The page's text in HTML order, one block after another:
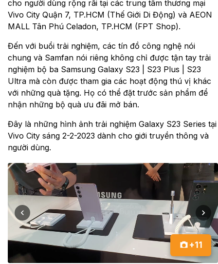
cho người dùng rộng rãi tại các trung tâm thương mại
Vivo City Quận 7, TP.HCM (Thế Giới Di Động) và AEON
MALL Tân Phú Celadon, TP.HCM (FPT Shop).
Đến với buổi trải nghiệm, các tín đồ công nghệ nói
chung và Samfan nói riêng không chỉ được tận tay trải
nghiệm bộ ba Samsung Galaxy S23 | S23 Plus | S23
Ultra mà còn được tham gia các hoạt động thú vị khác
với những quà tặng. Họ có thể đặt trước sản phẩm để
nhận những bộ quà ưu đãi mở bán.
Đây là những hình ảnh trải nghiệm Galaxy S23 Series tại
Vivo City sáng 2-2-2023 dành cho giới truyền thông và
người dùng.
+11